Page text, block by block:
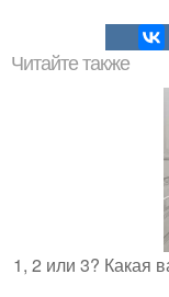
Читайте также
1, 2 или 3? Какая